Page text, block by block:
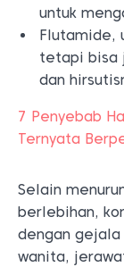
untuk
Flutamide,
tetapi bisa
dan
7 Penyebab
Ternyata
Selain
berlebihan,
dengan gejala
wanita,